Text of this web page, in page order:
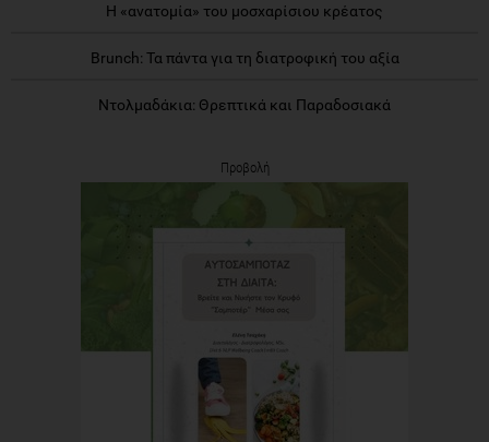
Η «ανατομία» του μοσχαρίσιου κρέατος
Brunch: Τα πάντα για τη διατροφική του αξία
Ντολμαδάκια: Θρεπτικά και Παραδοσιακά
Προβολή